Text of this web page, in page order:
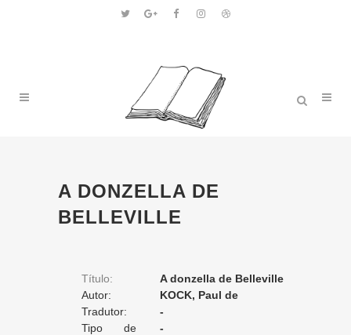
A DONZELLA DE
BELLEVILLE
Título:
A donzella de Belleville
Autor:
KOCK, Paul de
Tradutor:
-
Tipo de
-